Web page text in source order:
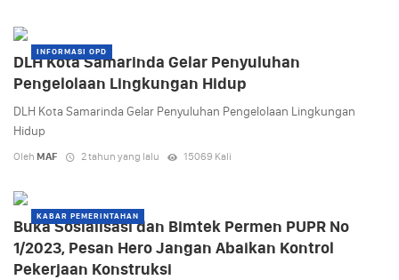
INFORMASI OPD
DLH Kota Samarinda Gelar Penyuluhan
Pengelolaan Lingkungan Hidup
DLH Kota Samarinda Gelar Penyuluhan Pengelolaan Lingkungan
Hidup
Oleh MAF 2 tahun yang lalu 15069 Kali
KABAR PEMERINTAHAN
Buka Sosialisasi dan Bimtek Permen PUPR No
1/2023, Pesan Hero Jangan Abaikan Kontrol
Pekerjaan Konstruksi